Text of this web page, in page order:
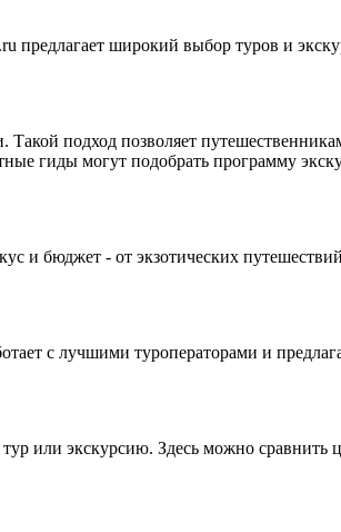
предлагает широкий выбор туров и
подход позволяет
гиды могут подобрать программу
и бюджет - от экзотических
с лучшими туроператорами и
или экскурсию. Здесь можно сравнить